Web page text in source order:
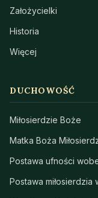
Założycielki
Historia
Więcej
DUCHOWOŚĆ
Miłosierdzie Boże
Matka Boża
Postawa ufności
Postawa miłosierdzia